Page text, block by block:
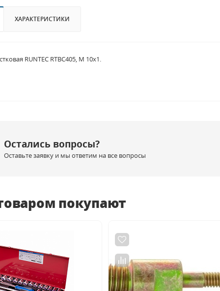
ХАРАКТЕРИСТИКИ
RUNTEC RTBC405, М 10х1.
Остались вопросы?
Оставьте заявку и мы ответим на все вопросы
покупают